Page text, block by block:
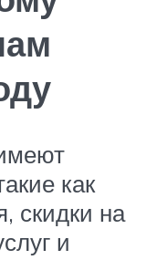
как
скидки на
и